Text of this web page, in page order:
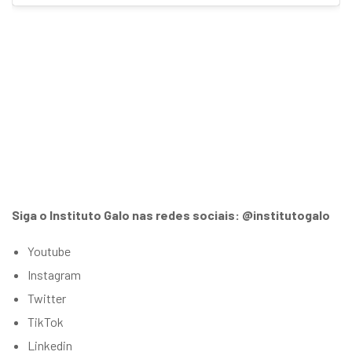
Siga o Instituto Galo nas redes sociais: @institutogalo
Youtube
Instagram
Twitter
TikTok
Linkedin